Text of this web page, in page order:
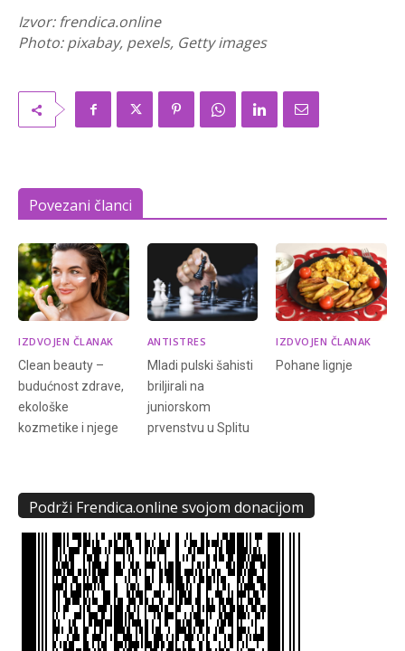
Izvor: frendica.online
Photo: pixabay, pexels, Getty images
Povezani članci
IZDVOJEN ČLANAK
Clean beauty –
budućnost zdrave,
ekološke
kozmetike i njege
ANTISTRES
Mladi pulski šahisti
briljirali na
juniorskom
prvenstvu u Splitu
IZDVOJEN ČLANAK
Pohane lignje
Podrži Frendica.online svojom donacijom